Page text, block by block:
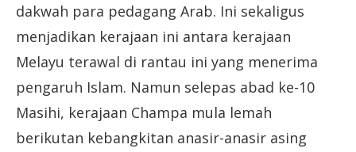
dakwah para pedagang Arab. Ini sekaligus
menjadikan kerajaan ini antara kerajaan
Melayu terawal di rantau ini yang menerima
pengaruh Islam. Namun selepas abad ke-10
Masihi, kerajaan Champa mula lemah
berikutan kebangkitan anasir-anasir asing